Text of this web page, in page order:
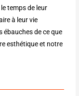
temps de leur
à leur vie
ébauches de ce que
esthétique et notre